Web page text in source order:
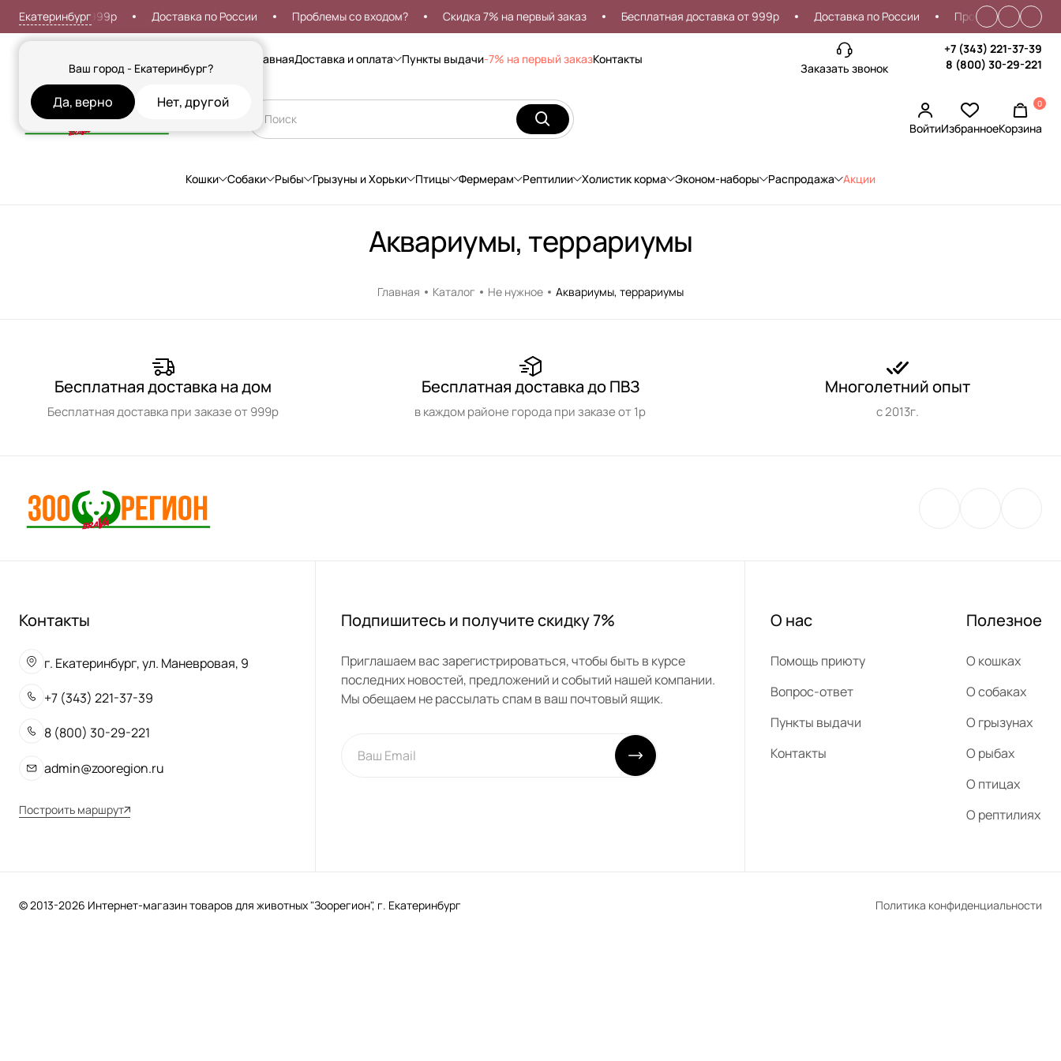
Екатеринбург
Ваш город - Екатеринбург?
Да, верно Нет, другой
доставка от 999р Доставка по России Проблемы со входом? Скидка 7% на первый заказ Бесплатная доставка от 999р Доставка по России Проблемы со входом?
ГлавнаяДоставка и оплата Пункты выдачи-7% на первый заказКонтакты
Заказать звонок
+7 (343) 221-37-39
8 (800) 30-29-221
ВойтиИзбранное
0
Корзина
Кошки Собаки Рыбы Грызуны и Хорьки Птицы Фермерам Рептилии Холистик корма Эконом-наборы Распродажа Акции
Аквариумы, террариумы
Главная Каталог Не нужное Аквариумы, террариумы
Бесплатная доставка на дом
Бесплатная доставка при заказе от 999р
Бесплатная доставка до ПВЗ
в каждом районе города при заказе от 1р
Многолетний опыт
с 2013г.
Контакты
г. Екатеринбург, ул. Маневровая, 9
+7 (343) 221-37-39
8 (800) 30-29-221
admin@zooregion.ru
Построить маршрут
Подпишитесь и получите скидку 7%
Приглашаем вас зарегистрироваться, чтобы быть в курсе
последних новостей, предложений и событий нашей компании.
Мы обещаем не рассылать спам в ваш почтовый ящик.
О нас
Помощь приюту
Вопрос-ответ
Пункты выдачи
Контакты
Полезное
О кошках
О собаках
О грызунах
О рыбах
О птицах
О рептилиях
© 2013-2026 Интернет-магазин товаров для животных "Зоорегион", г. Екатеринбург Политика конфиденциальности